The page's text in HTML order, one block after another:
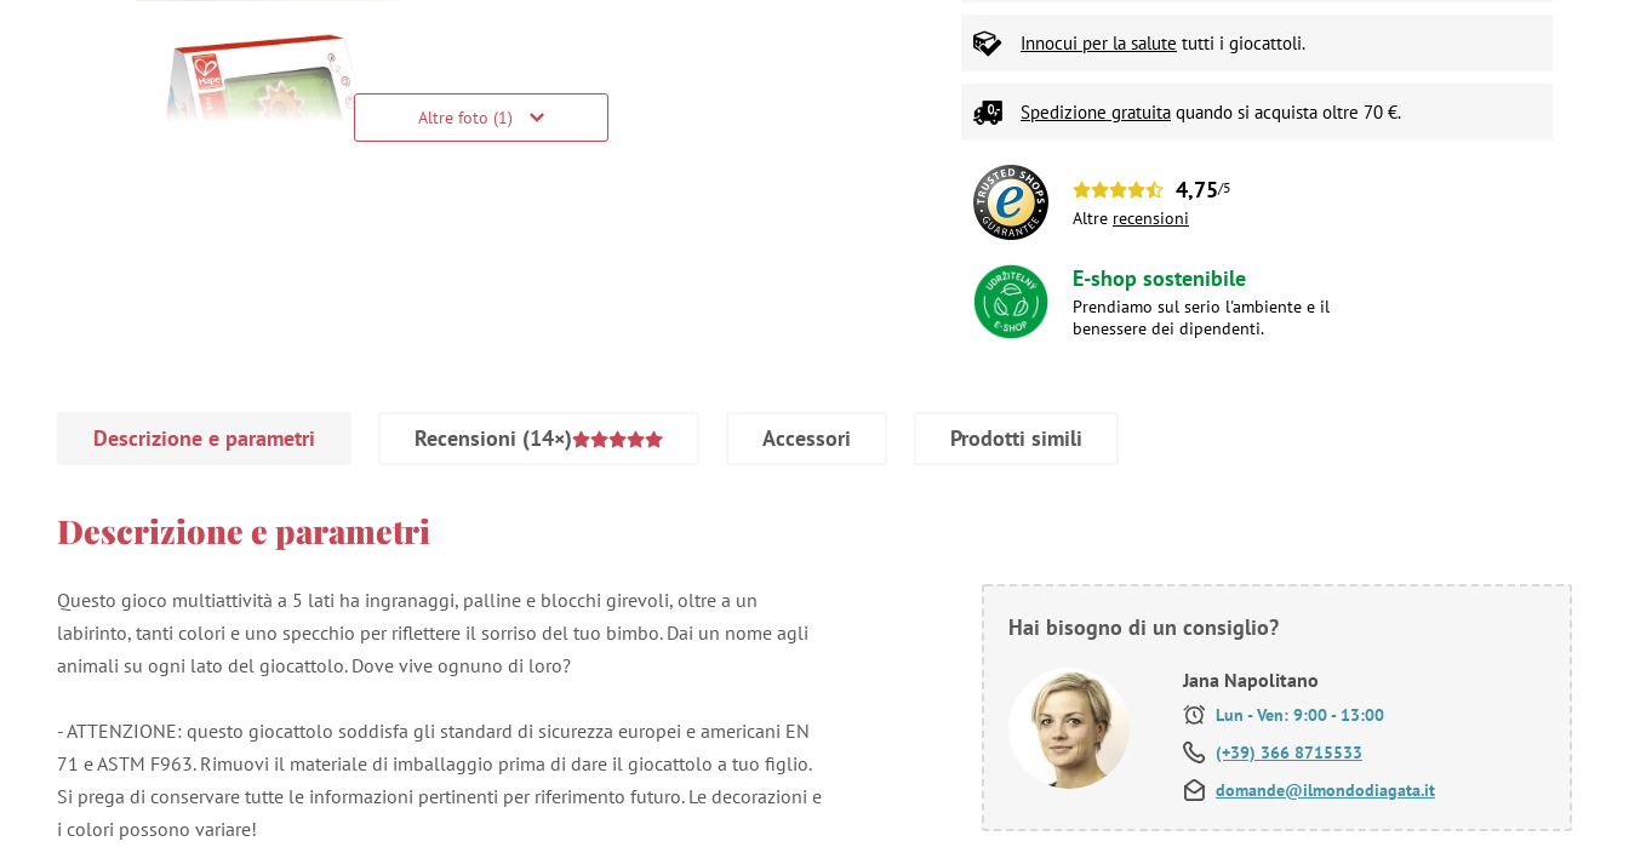
Altre foto (1)
Innocui per la salute tutti i giocattoli.
Spedizione gratuita quando si acquista oltre 70 €.
4,75/5
Altre recensioni
E-shop sostenibile
Prendiamo sul serio l'ambiente e il
benessere dei dipendenti.
Descrizione e parametri Recensioni (14×) Accessori Prodotti simili
Descrizione e parametri
Questo gioco multiattività a 5 lati ha ingranaggi, palline e blocchi girevoli, oltre a un
labirinto, tanti colori e uno specchio per riflettere il sorriso del tuo bimbo. Dai un nome agli
animali su ogni lato del giocattolo. Dove vive ognuno di loro?
- ATTENZIONE: questo giocattolo soddisfa gli standard di sicurezza europei e americani EN
71 e ASTM F963. Rimuovi il materiale di imballaggio prima di dare il giocattolo a tuo figlio.
Si prega di conservare tutte le informazioni pertinenti per riferimento futuro. Le decorazioni e
i colori possono variare!
Hai bisogno di un consiglio?
Jana Napolitano
Lun - Ven: 9:00 - 13:00
(+39) 366 8715533
domande@ilmondodiagata.it